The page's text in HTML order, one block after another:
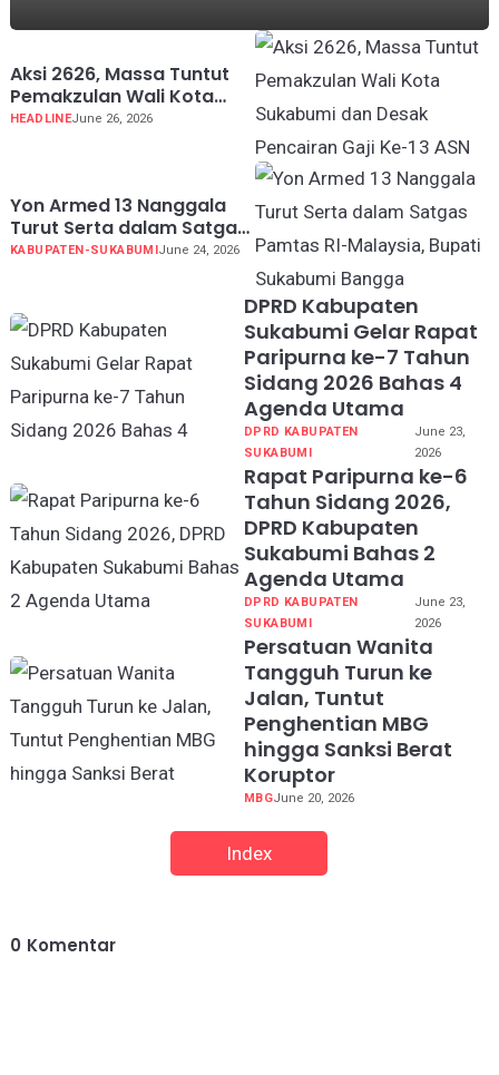
Aksi 2626, Massa Tuntut
Pemakzulan Wali Kota
Sukabumi dan Desak
HEADLINEJune 26, 2026
Yon Armed 13 Nanggala
Turut Serta dalam Satgas
Pamtas RI-Malaysia,
KABUPATEN-SUKABUMIJune 24, 2026
DPRD Kabupaten
Sukabumi Gelar Rapat
Paripurna ke-7 Tahun
Sidang 2026 Bahas 4
Agenda Utama
DPRD KABUPATEN
SUKABUMI
June 23,
2026
Rapat Paripurna ke-6
Tahun Sidang 2026,
DPRD Kabupaten
Sukabumi Bahas 2
Agenda Utama
DPRD KABUPATEN
SUKABUMI
June 23,
2026
Persatuan Wanita
Tangguh Turun ke
Jalan, Tuntut
Penghentian MBG
hingga Sanksi Berat
Koruptor
MBGJune 20, 2026
Index
0 Komentar